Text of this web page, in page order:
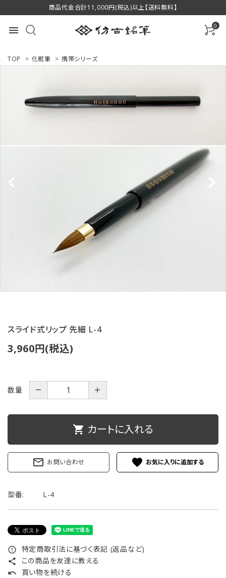
商品代金合計11,000円(税込)以上【送料無料】
menu 0
ACCOUNT MENU
ようこそ ゲスト 様
プライバシーポリシー
特定商取引法について
TOP > 化粧筆 > 携帯シリーズ
スライド式リップ 先細 L-4
3,960円(税込)
数量 － ＋
shopping_cart カートに入れる
mail_outline お問い合わせ favorite
型番: L-4
error_outline 特定商取引法に基づく表記 (返品など)
share この商品を友達に教える
undo 買い物を続ける